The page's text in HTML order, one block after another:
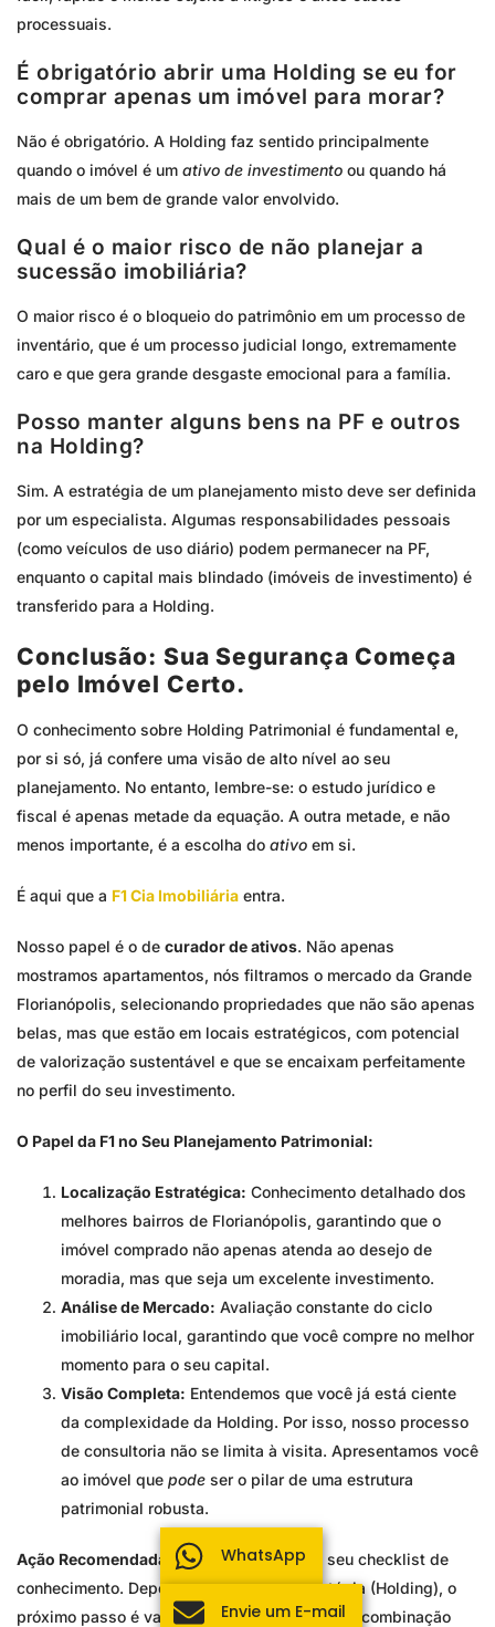
processuais.
É obrigatório abrir uma Holding se eu for
comprar apenas um imóvel para morar?
Não é obrigatório. A Holding faz sentido principalmente
quando o imóvel é um ativo de investimento ou quando há
mais de um bem de grande valor envolvido.
Qual é o maior risco de não planejar a
sucessão imobiliária?
O maior risco é o bloqueio do patrimônio em um processo de
inventário, que é um processo judicial longo, extremamente
caro e que gera grande desgaste emocional para a família.
Posso manter alguns bens na PF e outros
na Holding?
Sim. A estratégia de um planejamento misto deve ser definida
por um especialista. Algumas responsabilidades pessoais
(como veículos de uso diário) podem permanecer na PF,
enquanto o capital mais blindado (imóveis de investimento) é
transferido para a Holding.
Conclusão: Sua Segurança Começa
pelo Imóvel Certo.
O conhecimento sobre Holding Patrimonial é fundamental e,
por si só, já confere uma visão de alto nível ao seu
planejamento. No entanto, lembre-se: o estudo jurídico e
fiscal é apenas metade da equação. A outra metade, e não
menos importante, é a escolha do ativo em si.
É aqui que a F1 Cia Imobiliária entra.
Nosso papel é o de curador de ativos. Não apenas
mostramos apartamentos, nós filtramos o mercado da Grande
Florianópolis, selecionando propriedades que não são apenas
belas, mas que estão em locais estratégicos, com potencial
de valorização sustentável e que se encaixam perfeitamente
no perfil do seu investimento.
O Papel da F1 no Seu Planejamento Patrimonial:
Localização Estratégica: Conhecimento detalhado dos
melhores bairros de Florianópolis, garantindo que o
imóvel comprado não apenas atenda ao desejo de
moradia, mas que seja um excelente investimento.
Análise de Mercado: Avaliação constante do ciclo
imobiliário local, garantindo que você compre no melhor
momento para o seu capital.
Visão Completa: Entendemos que você já está ciente
da complexidade da Holding. Por isso, nosso processo
de consultoria não se limita à visita. Apresentamos você
ao imóvel que pode ser o pilar de uma estrutura
patrimonial robusta.
Ação Recomendada:
Use este guia como seu checklist de
conhecimento. Depois de entender a estratégia (Holding), o
próximo passo é validar o ativo (o imóvel). É a combinação
WhatsApp
Envie um E-mail